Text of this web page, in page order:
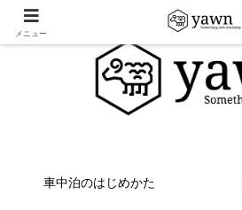
車中泊のはじめかた
メニュー